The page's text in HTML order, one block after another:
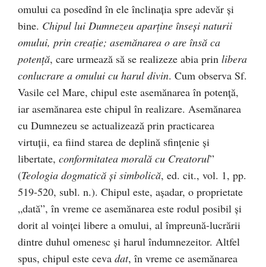
omului ca posedînd în ele înclinația spre adevăr și
bine. Chipul lui Dumnezeu aparține înseși naturii
omului, prin creație; asemănarea o are însă ca
potență, care urmează să se realizeze abia prin libera
conlucrare a omului cu harul divin. Cum observa Sf.
Vasile cel Mare, chipul este asemănarea în potență,
iar asemănarea este chipul în realizare. Asemănarea
cu Dumnezeu se actualizează prin practicarea
virtuții, ea fiind starea de deplină sfințenie și
libertate, conformitatea morală cu Creatorul”
(Teologia dogmatică și simbolică, ed. cit., vol. 1, pp.
519-520, subl. n.). Chipul este, așadar, o proprietate
„dată”, în vreme ce asemănarea este rodul posibil și
dorit al voinței libere a omului, al împreună-lucrării
dintre duhul omenesc și harul îndumnezeitor. Altfel
spus, chipul este ceva dat, în vreme ce asemănarea